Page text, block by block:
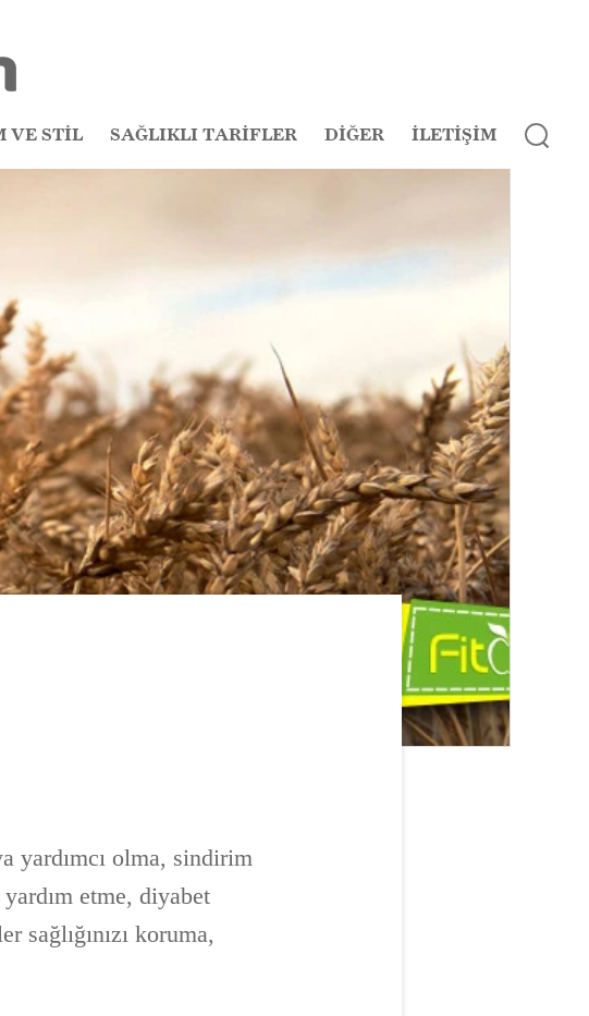
VE STİL SAĞLIKLI TARİFLER DİĞER İLETİŞİM
yardımcı olma, sindirim
etme, diyabet
sağlığınızı koruma,